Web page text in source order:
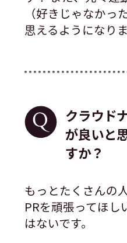
（好きじゃなかっ
思えるようになりま
クラウド
が良いと
すか？
もっとたくさんの
PRを頑張ってほし
はないです。